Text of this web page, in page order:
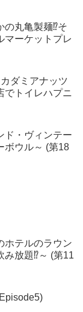
の丸亀製麺⁉そ
マーケットプレ
ダミアナッツ
でトイレハプニ
ド・ヴィンテー
ボウル～ (第18
ホテルのラウン
み放題⁉～ (第11